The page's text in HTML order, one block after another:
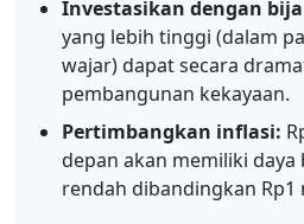
Investasikan dengan
yang lebih tinggi (dalam
wajar) dapat secara
pembangunan kekayaan.
Pertimbangkan inflasi:
depan akan memiliki daya
rendah dibandingkan Rp1